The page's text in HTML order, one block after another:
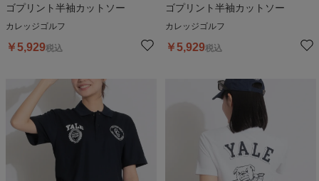
ゴプリント半袖カットソー
カレッジゴルフ
￥5,929税込
ゴプリント半袖カットソー
カレッジゴルフ
￥5,929税込